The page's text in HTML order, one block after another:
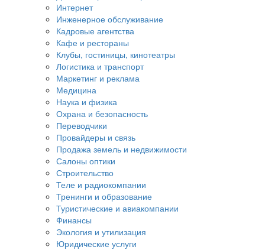
Интернет
Инженерное обслуживание
Кадровые агентства
Кафе и рестораны
Клубы, гостиницы, кинотеатры
Логистика и транспорт
Маркетинг и реклама
Медицина
Наука и физика
Охрана и безопасность
Переводчики
Провайдеры и связь
Продажа земель и недвижимости
Салоны оптики
Строительство
Теле и радиокомпании
Тренинги и образование
Туристические и авиакомпании
Финансы
Экология и утилизация
Юридические услуги